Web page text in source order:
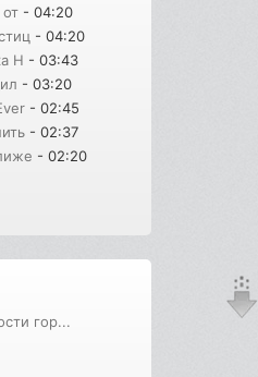
- 04:20
- 04:20
H - 03:43
- 03:20
- 02:45
- 02:37
- 02:20
гор...